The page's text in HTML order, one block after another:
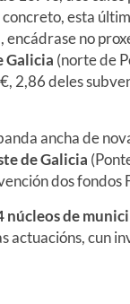
esta
no
Galicia (norte de
2,86 deles
ancha de
de Galicia
dos fondos
núcleos de
actuacións, cun